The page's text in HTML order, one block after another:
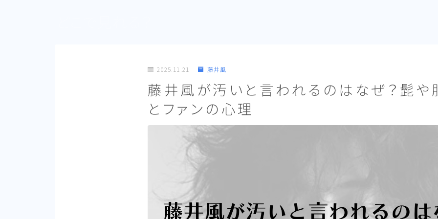
2025.11.21 藤井風
藤井風が汚いと言われるのはなぜ？髭
とファンの心理